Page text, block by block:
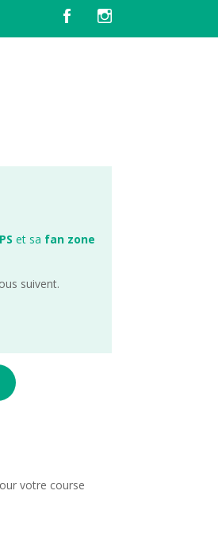
et sa fan zone
suivent.
votre course